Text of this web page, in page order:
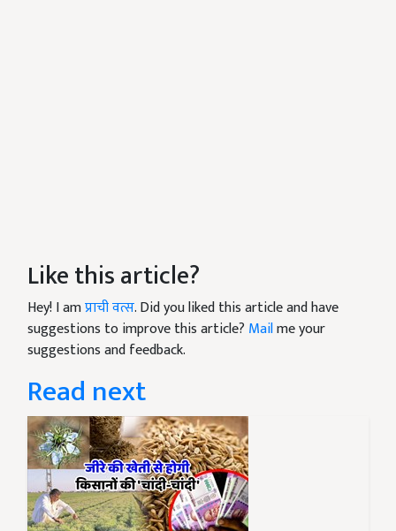
Like this article?
Hey! I amप्राची वत्स. Did you liked this article and have
suggestions to improve this article? Mailme your
suggestions and feedback.
Read next